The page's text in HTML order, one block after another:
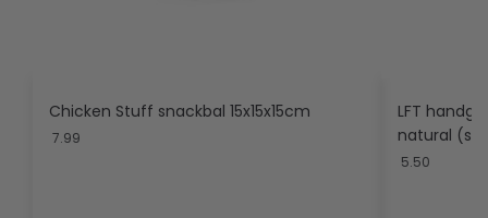
Chicken Stuff snackbal 15x15x15cm
7.99
LFT
natural
5.50